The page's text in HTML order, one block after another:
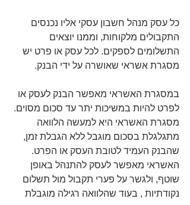
כל עסק מנהל חשבון עסקי אליו נכנסים
התקבולים מלקוחות, וממנו יוצאים
התשלומים לספקים. לכל עסק או פרט יש
מסגרת אשראי שאושרה על ידי הבנק.
במסגרת האשראי מאפשר הבנק לעסק או
לפרט להיות במשיכות יתר עד סכום מסוים.
מסגרת האשראי היא למעשה הלוואה
מתגלגלת בסכום מוגבל ללא הגבלת זמן,
שהבנק העמיד לטובת העסק או הפרט.
האשראי מאפשר לעסק להתנהל באופן
שוטף, ולגשר על פערי תקבול מול תשלום
נקודתיות , בעוד שהלוואה רגילה מוגבלת